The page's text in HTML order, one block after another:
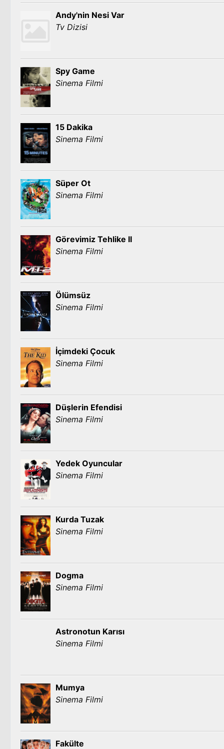
Andy'nin Nesi Var
Tv Dizisi
Spy Game
Sinema Filmi
15 Dakika
Sinema Filmi
Süper Ot
Sinema Filmi
Görevimiz Tehlike II
Sinema Filmi
Ölümsüz
Sinema Filmi
İçimdeki Çocuk
Sinema Filmi
Düşlerin Efendisi
Sinema Filmi
Yedek Oyuncular
Sinema Filmi
Kurda Tuzak
Sinema Filmi
Dogma
Sinema Filmi
Astronotun Karısı
Sinema Filmi
Mumya
Sinema Filmi
Fakülte